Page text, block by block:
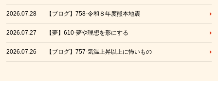
2026.07.28 【ブログ】758-令和８年度熊本地震
2026.07.27 【夢】610-夢や理想を形にする
2026.07.26 【ブログ】757-気温上昇以上に怖いもの